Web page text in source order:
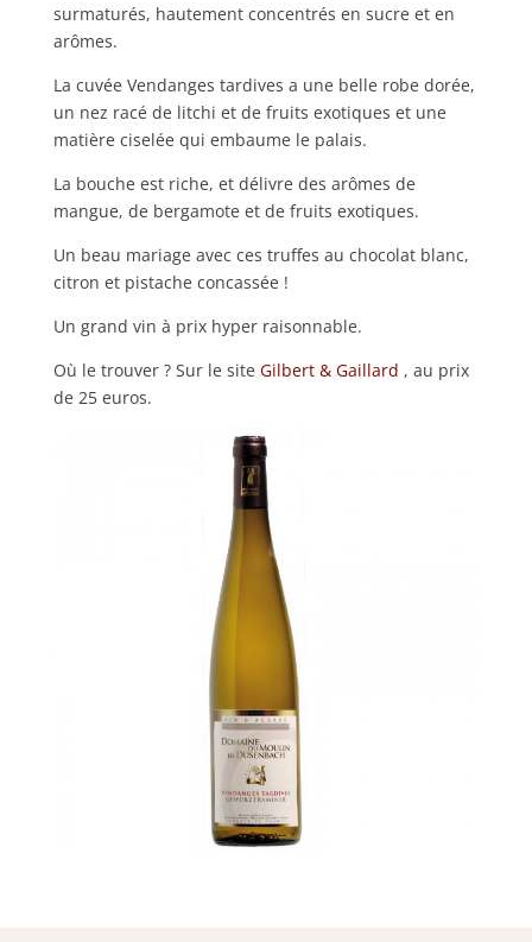
surmaturés, hautement concentrés en sucre et en
arômes.
La cuvée Vendanges tardives a une belle robe dorée,
un nez racé de litchi et de fruits exotiques et une
matière ciselée qui embaume le palais.
La bouche est riche, et délivre des arômes de
mangue, de bergamote et de fruits exotiques.
Un beau mariage avec ces truffes au chocolat blanc,
citron et pistache concassée !
Un grand vin à prix hyper raisonnable.
Où le trouver ? Sur le site Gilbert & Gaillard , au prix
de 25 euros.